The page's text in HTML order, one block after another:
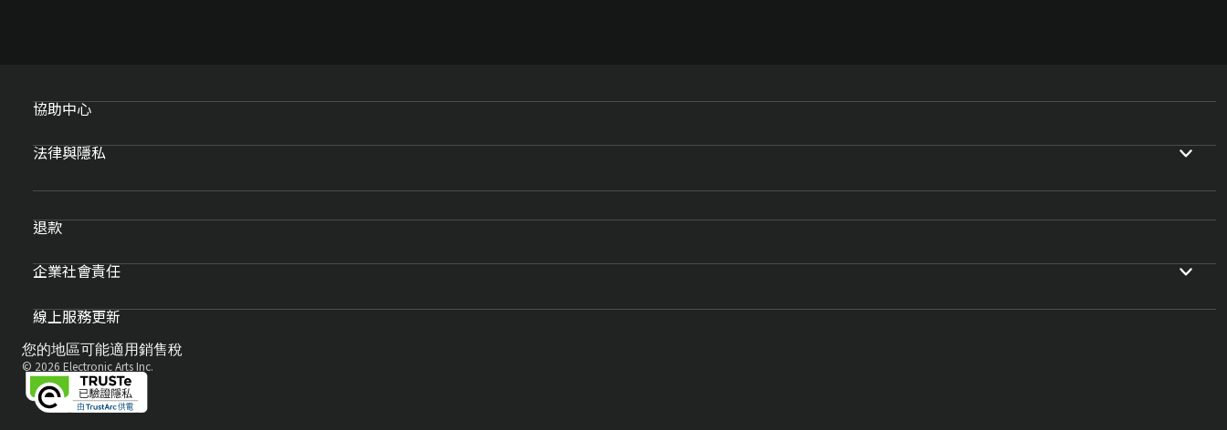
協助中心
法律與隱私
退款
企業社會責任
線上服務更新
您的地區可能適用銷售稅
© 2026 Electronic Arts Inc.